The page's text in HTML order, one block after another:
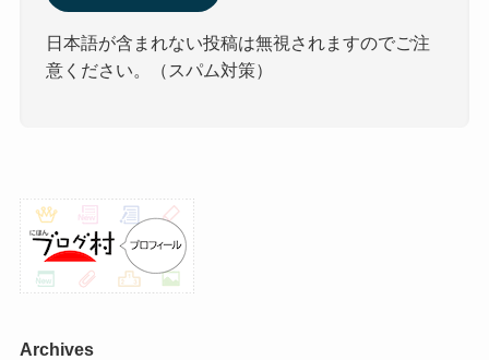
日本語が含まれない投稿は無視されますのでご注
意ください。（スパム対策）
Archives